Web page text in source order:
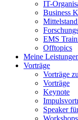
IT-
Business
EMS
Offtopics
Meine
Vorträge
Vorträge
Vorträge
Keynote
Speaker